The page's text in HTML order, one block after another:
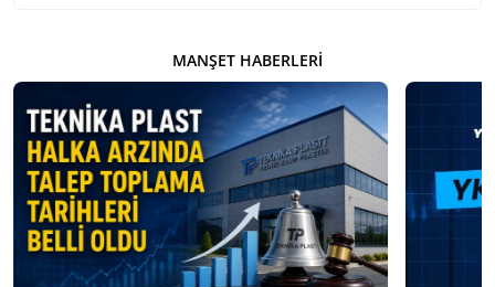
MANŞET HABERLERI